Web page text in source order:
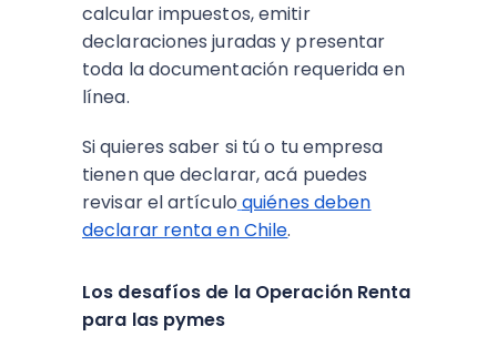
calcular impuestos, emitir
declaraciones juradas y presentar
toda la documentación requerida en
línea.
Si quieres saber si tú o tu empresa
tienen que declarar, acá puedes
revisar el artículo quiénes deben
declarar renta en Chile.
Los desafíos de la Operación Renta
para las pymes